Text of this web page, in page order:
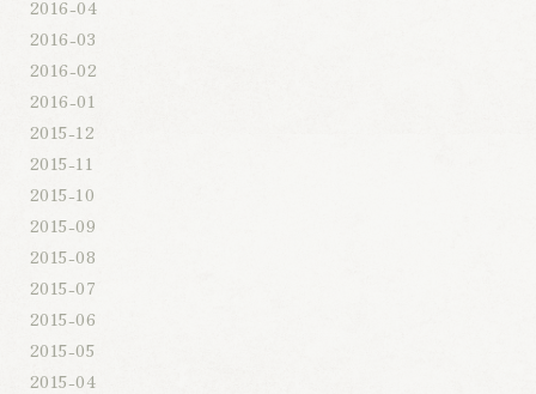
2016-04
2016-03
2016-02
2016-01
2015-12
2015-11
2015-10
2015-09
2015-08
2015-07
2015-06
2015-05
2015-04